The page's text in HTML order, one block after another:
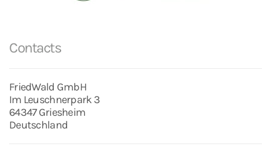
Contacts
FriedWald GmbH
Im Leuschnerpark 3
64347 Griesheim
Deutschland